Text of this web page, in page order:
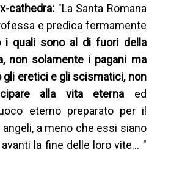
cathedra: "La Santa Romana
e predica fermamente
i quali sono al di fuori della
non solamente i pagani ma
gli eretici e gli scismatici, non
alla vita eterna ed
eterno preparato per il
angeli, a meno che essi siano
la fine delle loro vite… "